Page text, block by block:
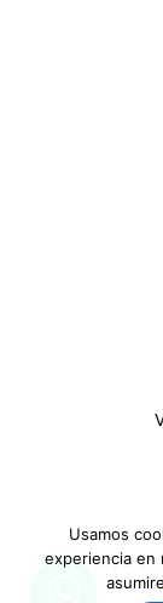
Copyright
Usamos
experiencia en